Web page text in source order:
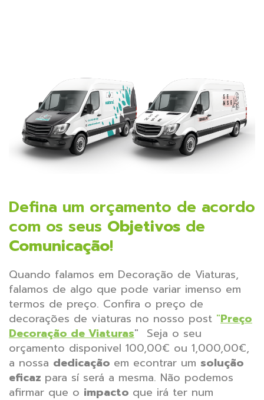
Defina um orçamento de acordo
com os seus Objetivos de
Comunicação!
Quando falamos em Decoração de Viaturas,
falamos de algo que pode variar imenso em
termos de preço. Confira o preço de
decorações de viaturas no nosso post "Preço
Decoração de Viaturas" Seja o seu
orçamento disponivel 100,00€ ou 1,000,00€,
a nossa dedicação em econtrar um solução
eficaz para sí será a mesma. Não podemos
afirmar que o impacto que irá ter num